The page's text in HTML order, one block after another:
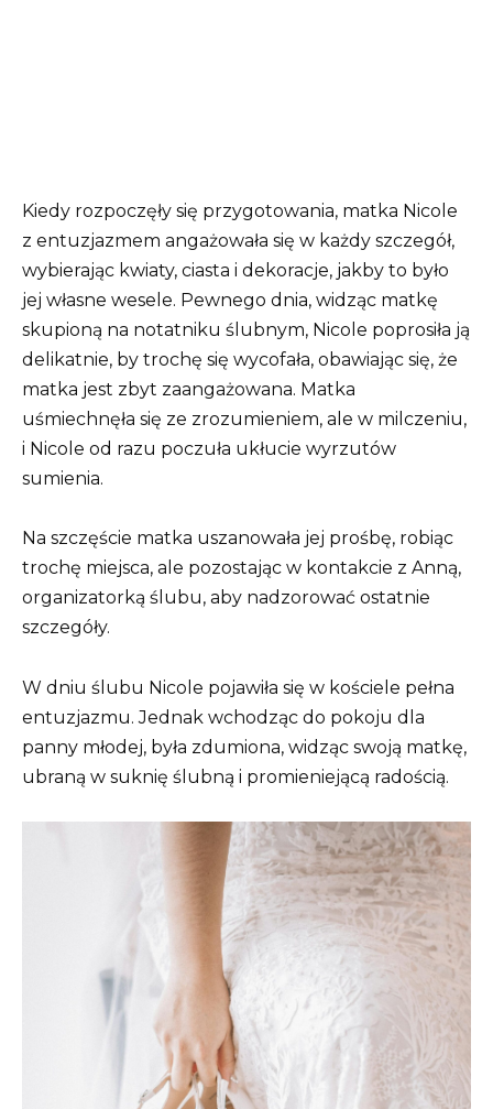
Kiedy rozpoczęły się przygotowania, matka Nicole
z entuzjazmem angażowała się w każdy szczegół,
wybierając kwiaty, ciasta i dekoracje, jakby to było
jej własne wesele. Pewnego dnia, widząc matkę
skupioną na notatniku ślubnym, Nicole poprosiła ją
delikatnie, by trochę się wycofała, obawiając się, że
matka jest zbyt zaangażowana. Matka
uśmiechnęła się ze zrozumieniem, ale w milczeniu,
i Nicole od razu poczuła ukłucie wyrzutów
sumienia.
Na szczęście matka uszanowała jej prośbę, robiąc
trochę miejsca, ale pozostając w kontakcie z Anną,
organizatorką ślubu, aby nadzorować ostatnie
szczegóły.
W dniu ślubu Nicole pojawiła się w kościele pełna
entuzjazmu. Jednak wchodząc do pokoju dla
panny młodej, była zdumiona, widząc swoją matkę,
ubraną w suknię ślubną i promieniejącą radością.